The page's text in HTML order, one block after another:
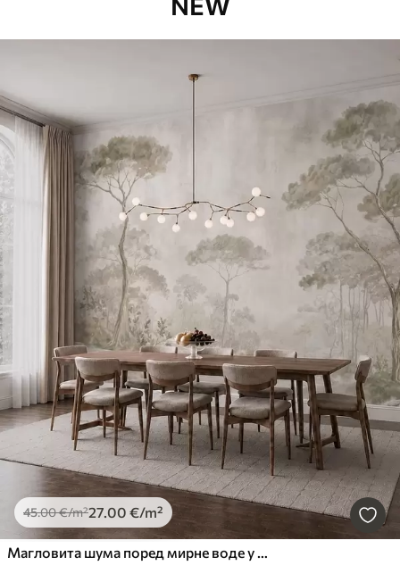
45.00€/m²27.00 €/m²
Магловита шума поред мирне воде у меким природним пастелним тоновима